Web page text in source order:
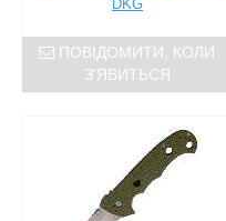
DKG
ПОВІДОМИТИ, КОЛИ
З'ЯВИТЬСЯ